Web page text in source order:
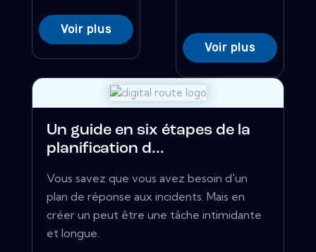
Voir plus
Voir plus
Un guide en six étapes de la
planification d...
Vous savez que vous avez besoin d'un
plan de réponse aux incidents. Mais en
créer un peut être une tâche intimidante
et longue.